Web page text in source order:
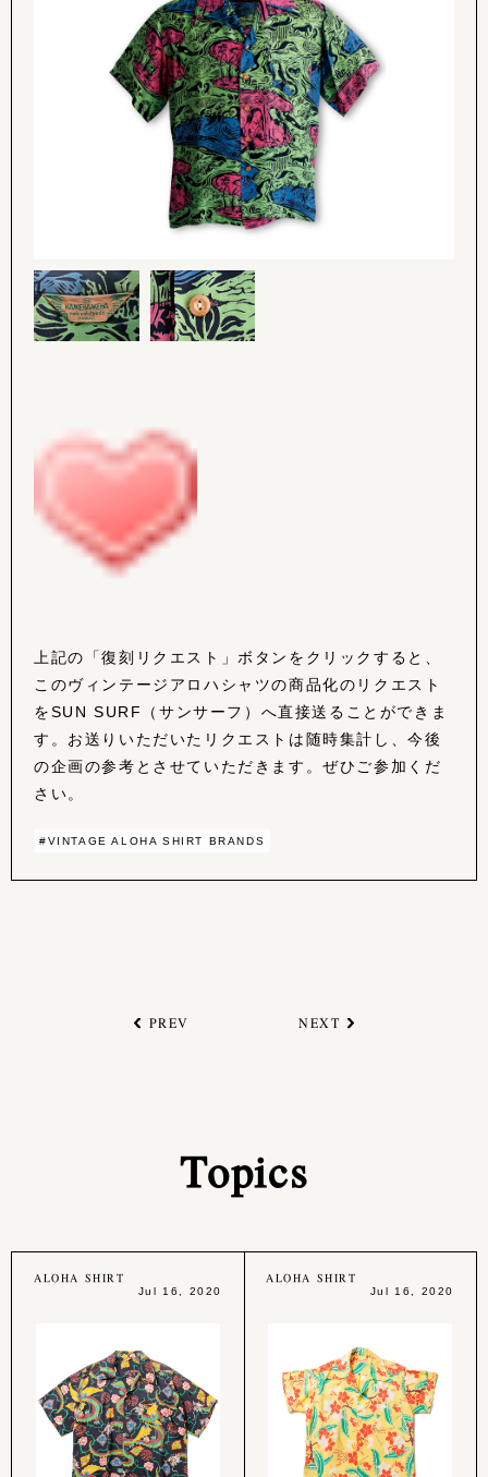
上記の「復刻リクエスト」ボタンをクリックすると、
このヴィンテージアロハシャツの商品化のリクエスト
をSUN SURF（サンサーフ）へ直接送ることができま
す。お送りいただいたリクエストは随時集計し、今後
の企画の参考とさせていただきます。ぜひご参加くだ
さい。
#VINTAGE ALOHA SHIRT BRANDS
PREV NEXT
Topics
ALOHA SHIRT
Jul 16, 2020
ALOHA SHIRT
Jul 16, 2020